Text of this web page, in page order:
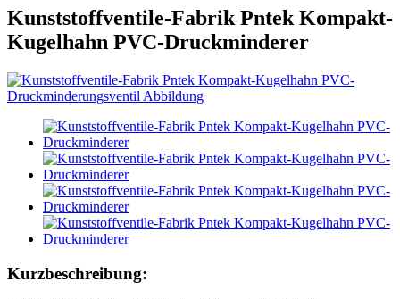
Kunststoffventile-Fabrik Pntek Kompakt-
Kugelhahn PVC-Druckminderer
Kurzbeschreibung: